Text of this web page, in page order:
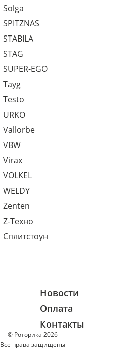
Solga
SPITZNAS
STABILA
STAG
SUPER-EGO
Tayg
Testo
URKO
Vallorbe
VBW
Virax
VOLKEL
WELDY
Zenten
Z-Техно
Сплитстоун
© Роторика 2026
Все права защищены
Новости
Оплата
Контакты